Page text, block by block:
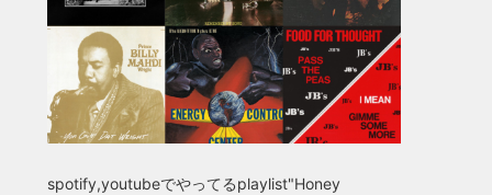
spotify,youtubeでやってるplaylist"Honey